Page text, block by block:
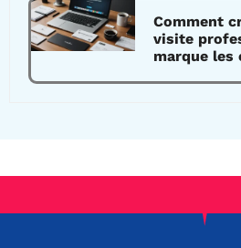
Comment
visite
marque les